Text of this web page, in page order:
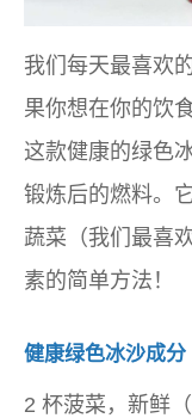
我们每天最喜欢
果你想在你的饮
这款健康的绿色
锻炼后的燃料。
蔬菜（我们最喜
素的简单方法！
健康绿色冰沙成分
2 杯菠菜，新鲜